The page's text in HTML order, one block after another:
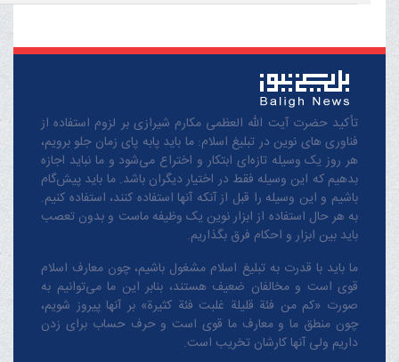
تأکید حضرت آیت الله العظمی مکارم شیرازی بر لزوم استفاده از
فناوری های نوین در تبلیغ اسلام: ما باید پابه پای زمان جلو برویم،
هر روز یک وسیله تازه‌ای ابتکار و اختراع می‌شود و ما نباید اجازه
بدهیم که این وسیله فقط در اختیار دیگران باشد. ما باید پیش‌گام
باشیم و این وسیله را قبل از آنکه آنها استفاده کنند، استفاده کنیم.
به هر حال استفاده از ابزار نوین یک وظیفه ماست و بدون تعصب
باید بین ابزار و احکام فرق بگذاریم.
ما باید با قدرت به تبلیغ اسلام مشغول باشیم، چون معارف اسلام
قوی است و مخالفان ضعیف هستند، بنابر این ما می‌توانیم به
صورت «کم من فئة قلیلة غلبت فئة کثیرة» بر آنها پیروز شویم،
چون منطق‌ ما و معارف ‌ما قوی است و حرف حساب برای زدن
داریم ولی آنها کارشان تخریب است.